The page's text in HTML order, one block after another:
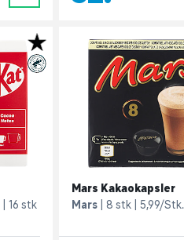
16 stk
Mars Kakaokapsler
Mars
8 stk 5,99/Stk.